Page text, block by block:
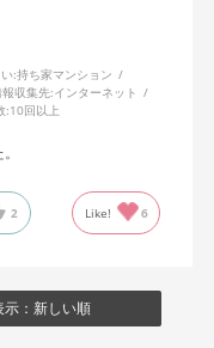
:持ち家マンション
収集先:インターネット
:10回以上
2 Like! 6
示：新しい順